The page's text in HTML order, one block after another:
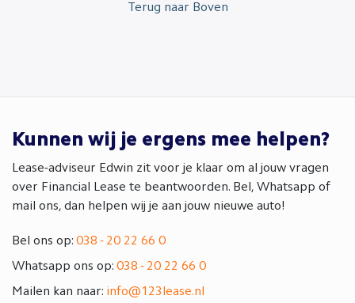
Terug naar Boven
Kunnen wij je ergens mee helpen?
Lease-adviseur Edwin zit voor je klaar om al jouw vragen
over Financial Lease te beantwoorden. Bel, Whatsapp of
mail ons, dan helpen wij je aan jouw nieuwe auto!
Bel ons op: 038 - 20 22 66 0
Whatsapp ons op: 038 - 20 22 66 0
Mailen kan naar: info@123lease.nl